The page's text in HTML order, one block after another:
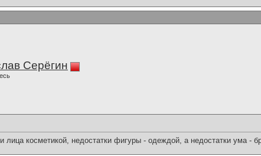
Серёгин
лица косметикой, недостатки фигуры - одеждой, а недостатки ума -